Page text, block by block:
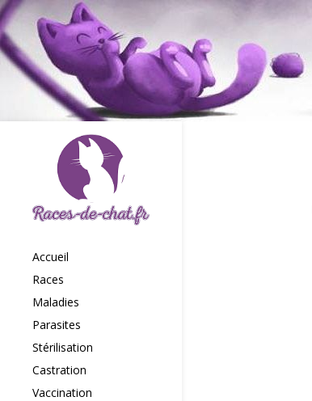
Accueil
Races
Maladies
Parasites
Stérilisation
Castration
Vaccination